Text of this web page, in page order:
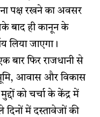
पक्ष रखने का अवसर
बाद ही कानून के
लिया जाएगा।
बार फिर राजधानी से
भूमि, आवास और विकास
को चर्चा के केंद्र में
में दस्तावेजों की